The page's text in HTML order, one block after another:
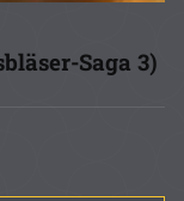
Saga 3)